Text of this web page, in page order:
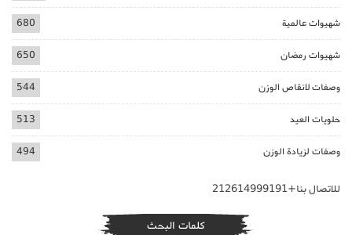
شهيوات عالمية 680
شهيوات رمضان 650
وصفات لانقاص الوزن 544
حلويات العيد 513
وصفات لزيادة الوزن 494
للاتصال بنا+212614999191
كلمات البحث